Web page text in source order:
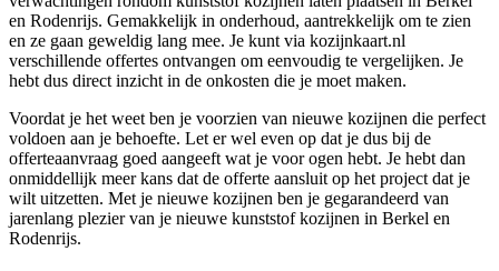
en Rodenrijs. Gemakkelijk in onderhoud, aantrekkelijk om te zien
en ze gaan geweldig lang mee. Je kunt via kozijnkaart.nl
verschillende offertes ontvangen om eenvoudig te vergelijken. Je
hebt dus direct inzicht in de onkosten die je moet maken.
Voordat je het weet ben je voorzien van nieuwe kozijnen die perfect
voldoen aan je behoefte. Let er wel even op dat je dus bij de
offerteaanvraag goed aangeeft wat je voor ogen hebt. Je hebt dan
onmiddellijk meer kans dat de offerte aansluit op het project dat je
wilt uitzetten. Met je nieuwe kozijnen ben je gegarandeerd van
jarenlang plezier van je nieuwe kunststof kozijnen in Berkel en
Rodenrijs.